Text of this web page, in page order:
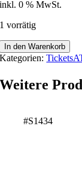
inkl. 0 % MwSt.
1 vorrätig
In den Warenkorb
Kategorien:
Weitere
#S1434